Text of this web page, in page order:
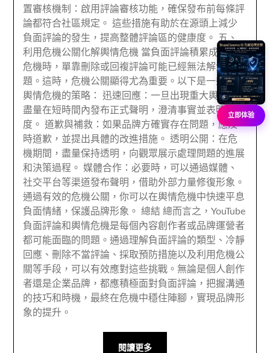
置審核機制：啟用評論審核功能，確保發布前每條評
論都符合社區規定。 這些措施有助於在源頭上減少
負面評論的發生，提高整體評論區的健康度。 五、
利用危機公關化解輿情危機 當負面評論積累成輿情
危機時，單靠刪除或回複評論可能已經無法解決問
題。這時，危機公關顯得尤為重要。以下是一些應對
輿情危機的策略： 迅速回應：一旦出現重大輿情，
盡量在短時間內發布正式聲明，澄清事實並表明態
度。 道歉與補救：如果品牌方確實存在問題，應及
時道歉，並提出具體的改進措施。 透明公開：在危
機期間，盡量保持透明，向觀眾展示處理問題的進展
和決策過程。 媒體合作：必要時，可以通過媒體、
社交平台等渠道發布聲明，借助外部力量修復形象。
通過有效的危機公關，你可以在輿情危機中快速平息
負面情緒，保護品牌形象。 總結 總而言之，YouTube
負面評論和輿情危機是每個內容創作者或品牌運營者
都可能面臨的問題。通過理解負面評論的類型、冷靜
回應、刪除不當評論、採取預防措施以及利用危機公
關等手段，可以有效應對這些挑戰。無論是個人創作
者還是企業品牌，都應積極面對負面評論，把握溝通
的技巧和時機，最終在危機中穩住陣腳，實現品牌形
象的提升。
閱讀更多
立即体验